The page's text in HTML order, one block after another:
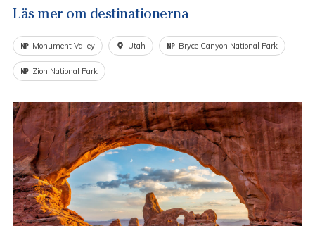
Arches National Park (U.S. National Park Service)
Läs mer om destinationerna
Monument Valley Utah Bryce Canyon National Park
Zion National Park